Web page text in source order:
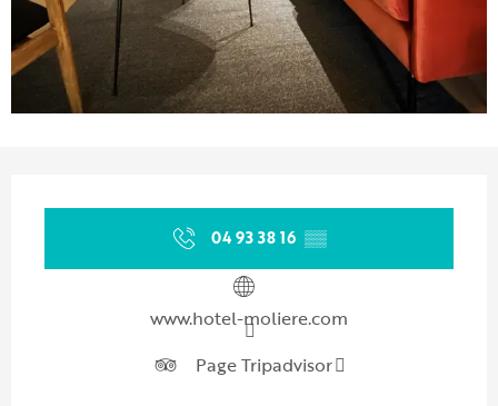
04 93 38 16 ▒▒
www.hotel-moliere.com
Page Tripadvisor